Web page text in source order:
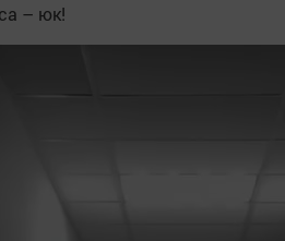
– юк!